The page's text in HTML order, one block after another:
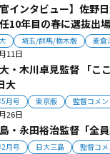
官インタビュー】佐野
10年目の春に選抜出場
埼玉/群馬/栃木版 麦倉
11日
・木川卓見監督 「こ
大
月号 東京版 監督コメン
26日
・永田裕治監督「全
月号 日大三島 監督コメ